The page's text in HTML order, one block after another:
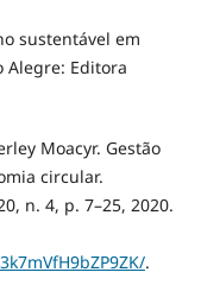
sustentável em
Alegre: Editora
Moacyr. Gestão
circular.
n. 4, p. 7–25, 2020.
.